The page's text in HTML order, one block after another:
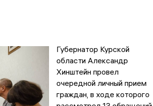
Губернатор Курской
области Александр
Хинштейн провел
очередной личный прием
граждан, в ходе которого